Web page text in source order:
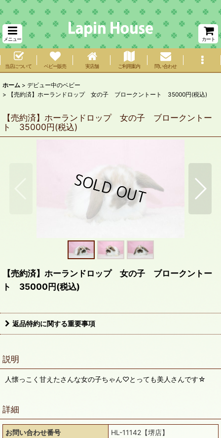
メニュー カート
当店について ベビー販売 実店舗 ご利用案内 問い合わせ
ホーム > デビュー中のベビー
>
【売約済】ホーランドロップ 女の子 ブロークントート 35000円(税込)
【売約済】ホーランドロップ 女の子 ブロークントー
ト 35000円(税込)
【売約済】ホーランドロップ 女の子 ブロークントー
ト 35000円(税込)
返品特約に関する重要事項
説明
人懐っこく甘えたさんな女の子ちゃん♡とっても美人さんです☆
詳細
お問い合わせ番号
HL-11142【堺店】